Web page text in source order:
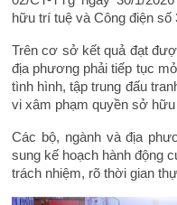
hữu trí tuệ và Công điện số
Trên cơ sở kết quả đạt
địa phương phải tiếp tục
tình hình, tập trung đấu
vi xâm phạm quyền sở hữu
Các bộ, ngành và địa
sung kế hoạch hành động
trách nhiệm, rõ thời gian